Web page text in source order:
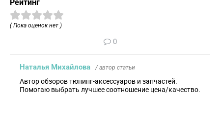
Рейтинг
( Пока оценок нет )
0
Наталья Михайлова / автор статьи
Автор обзоров тюнинг-аксессуаров и запчастей.
Помогаю выбрать лучшее соотношение цена/качество.